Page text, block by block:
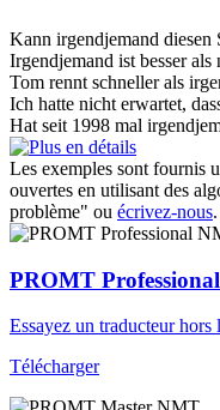
Kann irgendjemand diesen
Irgendjemand ist besser als
Tom rennt schneller als
Ich hatte nicht erwartet,
Hat seit 1998 mal
Les exemples sont fournis
ouvertes en utilisant des
problème" ou écrivez-nous.
PROMT
Essayez un traducteur
Télécharger